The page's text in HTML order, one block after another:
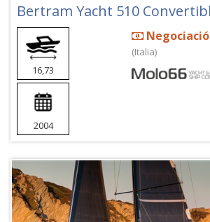
Bertram Yacht 510
16,73
2004
(Italia)